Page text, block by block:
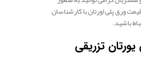
ورق پلی اورتان با کارشناسان
باشید.
تزریقی